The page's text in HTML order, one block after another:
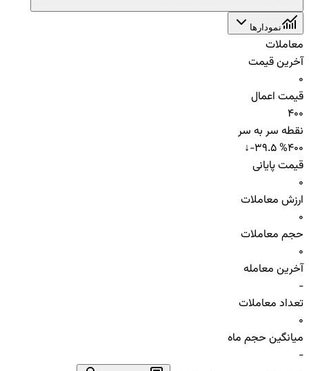
نمودارها
معاملات
آخرین قیمت
0
قیمت اعمال
400
نقطه سر به سر
400
↓-39.5 %
قیمت پایانی
0
ارزش معاملات
0
حجم معاملات
0
آخرین معامله
-
تعداد معاملات
0
میانگین حجم ماه
-